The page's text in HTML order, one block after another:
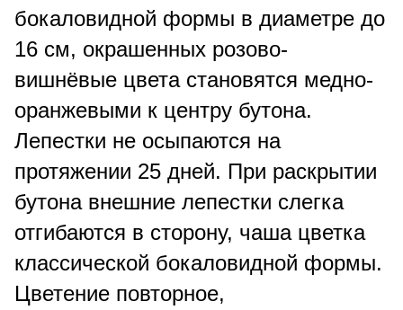
бокаловидной формы в диаметре до
16 см, окрашенных розово-
вишнёвые цвета становятся медно-
оранжевыми к центру бутона.
Лепестки не осыпаются на
протяжении 25 дней. При раскрытии
бутона внешние лепестки слегка
отгибаются в сторону, чаша цветка
классической бокаловидной формы.
Цветение повторное,